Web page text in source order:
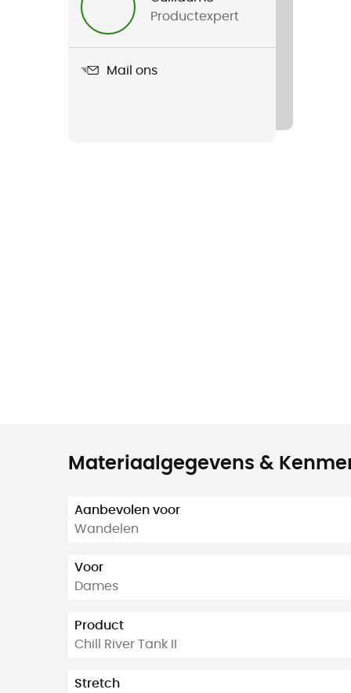
Productexpert
Mail ons
Materiaalgegevens &
Aanbevolen voor
Wandelen
Voor
Dames
Product
Chill River Tank II
Stretch